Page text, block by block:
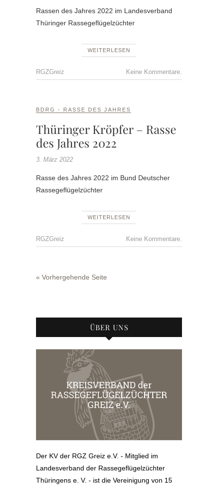
Rassen des Jahres 2022 im Landesverband
Thüringer Rassegeflügelzüchter
WEITERLESEN
RGZGreiz Keine Kommentare.
BDRG - RASSE DES JAHRES
Thüringer Kröpfer – Rasse
des Jahres 2022
3. März 2022
Rasse des Jahres 2022 im Bund Deutscher
Rassegeflügelzüchter
WEITERLESEN
RGZGreiz Keine Kommentare.
« Vorhergehende Seite
ÜBER UNS
Der KV der RGZ Greiz e.V. - Mitglied im
Landesverband der Rassegeflügelzüchter
Thüringens e. V. - ist die Vereinigung von 15